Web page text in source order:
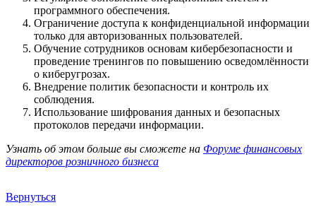
программного обеспечения.
Ограничение доступа к конфиденциальной информации
только для авторизованных пользователей.
Обучение сотрудников основам кибербезопасности и
проведение тренингов по повышению осведомлённости
о киберугрозах.
Внедрение политик безопасности и контроль их
соблюдения.
Использование шифрования данных и безопасных
протоколов передачи информации.
Узнать об этом больше вы сможете на Форуме финансовых
директоров розничного бизнеса
Вернуться